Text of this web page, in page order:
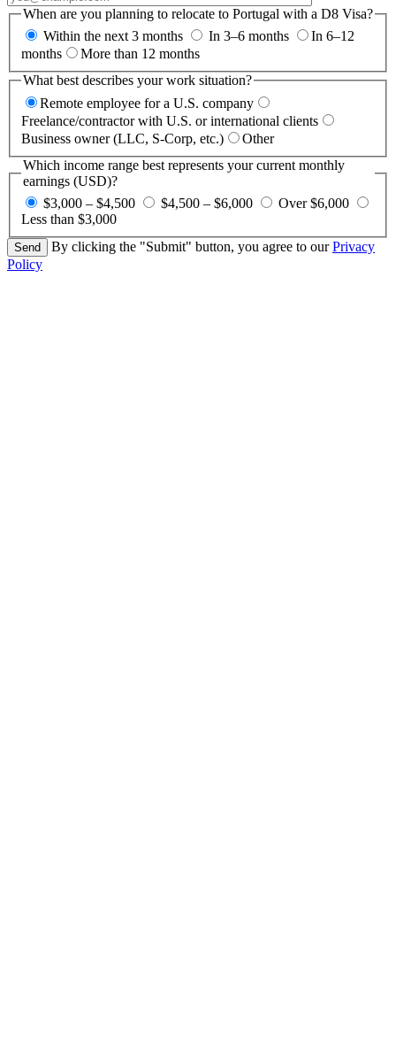
When are you planning to relocate to Portugal with a D8 Visa?
Within the next 3 months
In 3–6 months
In 6–12
months
More than 12 months
What best describes your work situation?
Remote employee for a U.S. company
Freelance/contractor with U.S. or international clients
Business owner (LLC, S-Corp, etc.)
Other
Which income range best represents your current monthly
earnings (USD)?
$3,000 – $4,500
$4,500 – $6,000
Over $6,000
Less than $3,000
By clicking the "Submit" button, you agree to ourPrivacy
Policy